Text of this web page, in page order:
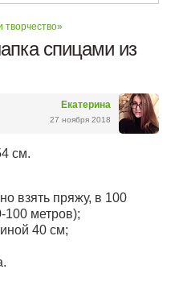
творчество»
спицами из
Екатерина
27 ноября 2018
см.
взять пряжу, в 100
100 метров);
40 см;